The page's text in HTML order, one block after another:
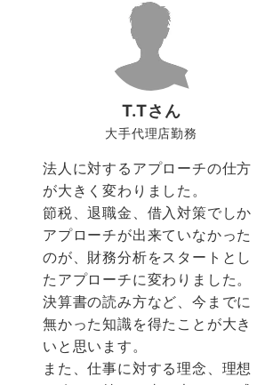
T.Tさん
大手代理店勤務
法人に対するアプローチの仕方
が大きく変わりました。
節税、退職金、借入対策でしか
アプローチが出来ていなかった
のが、財務分析をスタートとし
たアプローチに変わりました。
決算書の読み方など、今までに
無かった知識を得たことが大き
いと思います。
また、仕事に対する理念、理想